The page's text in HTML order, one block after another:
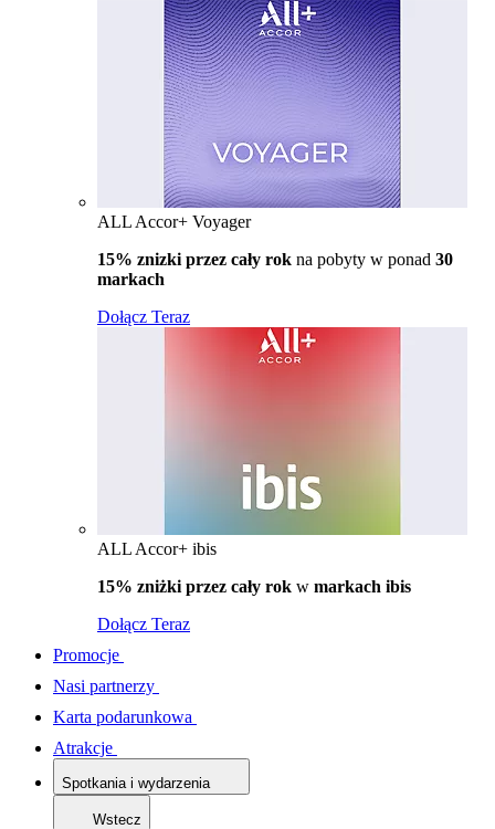
ALL Accor+ Voyager
15% znizki przez cały rok na pobyty w ponad 30
markach
Dołącz Teraz
ALL Accor+ ibis
15% zniżki przez cały rok w markach ibis
Dołącz Teraz
Promocje
Nasi partnerzy
Karta podarunkowa
Atrakcje
Spotkania i wydarzenia
Wstecz